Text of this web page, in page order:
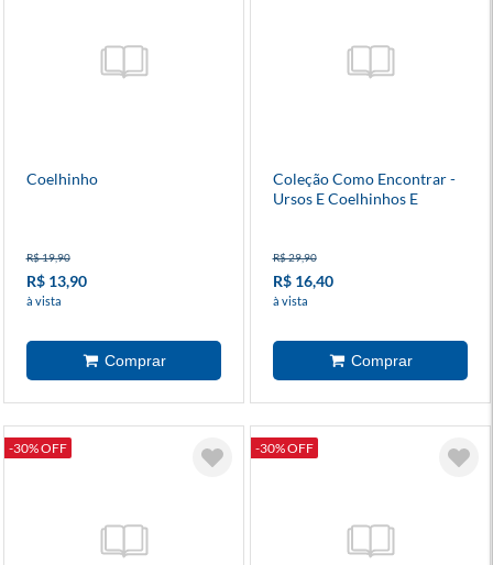
Coelhinho
R$ 19,90
R$ 13,90
à vista
Coleção Como Encontrar -
Ursos E Coelhinhos E
R$ 29,90
R$ 16,40
à vista
-30% OFF -30% OFF